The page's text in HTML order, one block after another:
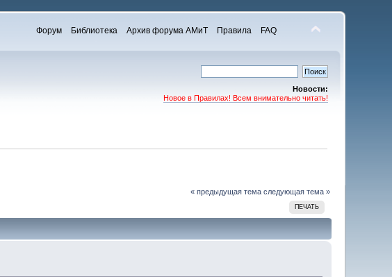
Форум Библиотека Архив форума АМиТ Правила FAQ
Новости:
Новое в Правилах! Всем внимательно читать!
« предыдущая тема следующая тема »
ПЕЧАТЬ